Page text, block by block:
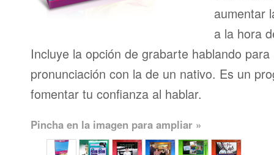
aumentar
a la hora
Incluye la opción de grabarte hablando
pronunciación con la de un nativo. Es un
fomentar tu confianza al hablar.
Pincha en la imagen para ampliar »